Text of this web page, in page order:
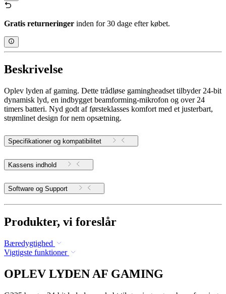
Gratis returneringer inden for 30 dage efter købet.
Beskrivelse
Oplev lyden af gaming. Dette trådløse gamingheadset tilbyder 24-bit
dynamisk lyd, en indbygget beamforming-mikrofon og over 24
timers batteri. Nyd godt af førsteklasses komfort med et justerbart,
strømlinet design for nem opsætning.
Specifikationer og kompatibilitet
Kassens indhold
Software og Support
Produkter, vi foreslår
Bæredygtighed
Vigtigste funktioner
OPLEV LYDEN AF GAMING